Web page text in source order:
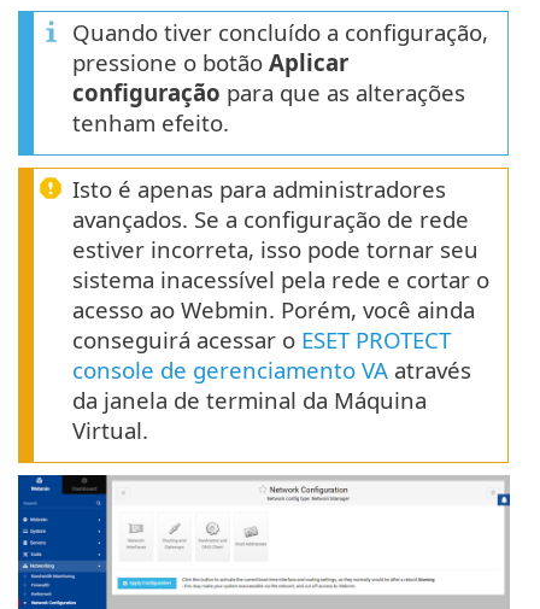
Quando tiver concluído a configuração,
pressione o botão Aplicar
configuração para que as alterações
tenham efeito.
Isto é apenas para administradores
avançados. Se a configuração de rede
estiver incorreta, isso pode tornar seu
sistema inacessível pela rede e cortar o
acesso ao Webmin. Porém, você ainda
conseguirá acessar o ESET PROTECT
console de gerenciamento VA através
da janela de terminal da Máquina
Virtual.